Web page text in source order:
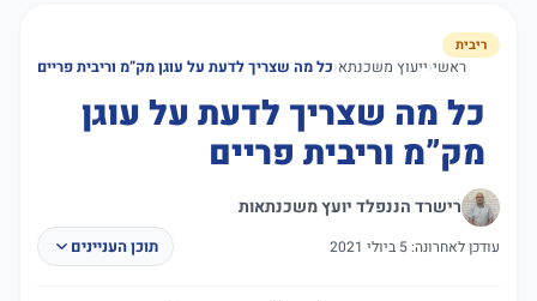
ריבית
ראשי‹ייעוץ משכנתא‹כל מה שצריך לדעת על עוגן מק”מ וריבית פריים
כל מה שצריך לדעת על עוגן
מק”מ וריבית פריים
רישרד הננפלד יועץ משכנתאות
עודכן לאחרונה: 5 ביולי 2021 תוכן העניינים